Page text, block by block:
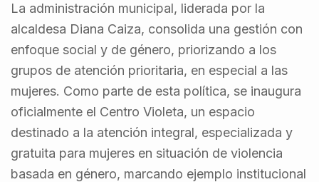
La administración municipal, liderada por la
alcaldesa Diana Caiza, consolida una gestión con
enfoque social y de género, priorizando a los
grupos de atención prioritaria, en especial a las
mujeres. Como parte de esta política, se inaugura
oficialmente el Centro Violeta, un espacio
destinado a la atención integral, especializada y
gratuita para mujeres en situación de violencia
basada en género, marcando ejemplo institucional